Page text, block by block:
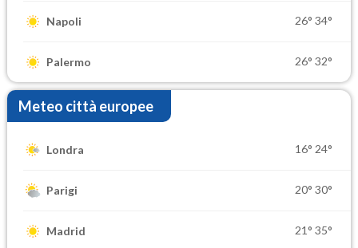
Napoli 26° 34°
Palermo 26° 32°
Meteo città europee
Londra 16° 24°
Parigi 20° 30°
Madrid 21° 35°